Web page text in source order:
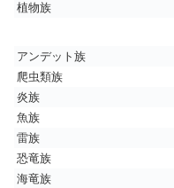
植物族
アンデット族
爬虫類族
炎族
魚族
雷族
恐竜族
海竜族